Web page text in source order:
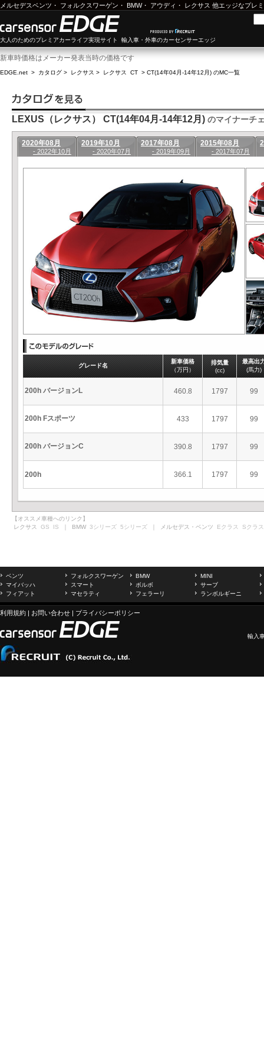
メルセデスベンツ ・ フォルクスワーゲン ・ BMW・ アウディ ・ レクサス 他エッジなプレ
大人のためのプレミアカーライフ実現サイト 輸入車・外車のカーセンサーエッジ
新車時価格はメーカー発表当時の価格です
EDGE.net > カタログ > レクサス > レクサス CT > CT(14年04月-14年12月) のMC一覧
LEXUS（レクサス） CT(14年04月-14年12月) のマイナーチ
2020年08月
- 2022年10月
2019年10月
- 2020年07月
2017年08月
- 2019年09月
2015年08月
- 2017年07月
グレード名
新車価格
（万円）
排気量
(cc)
最高出
(馬力)
200h バージョンL 460.8 1797 99
200h Fスポーツ 433 1797 99
200h バージョンC 390.8 1797 99
200h 366.1 1797 99
【オススメ車種へのリンク】
レクサス GS IS ｜ BMW 3シリーズ 5シリーズ ｜ メルセデス・ベンツ Eクラス Sクラス
ベンツ フォルクスワーゲン BMW
MINI
マイバッハ
スマート ボルボ
サーブ
フィアット
マセラティ フェラーリ ランボルギーニ
利用規約 | お問い合わせ | プライバシーポリシー
輸入